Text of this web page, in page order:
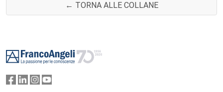
← TORNA ALLE COLLANE